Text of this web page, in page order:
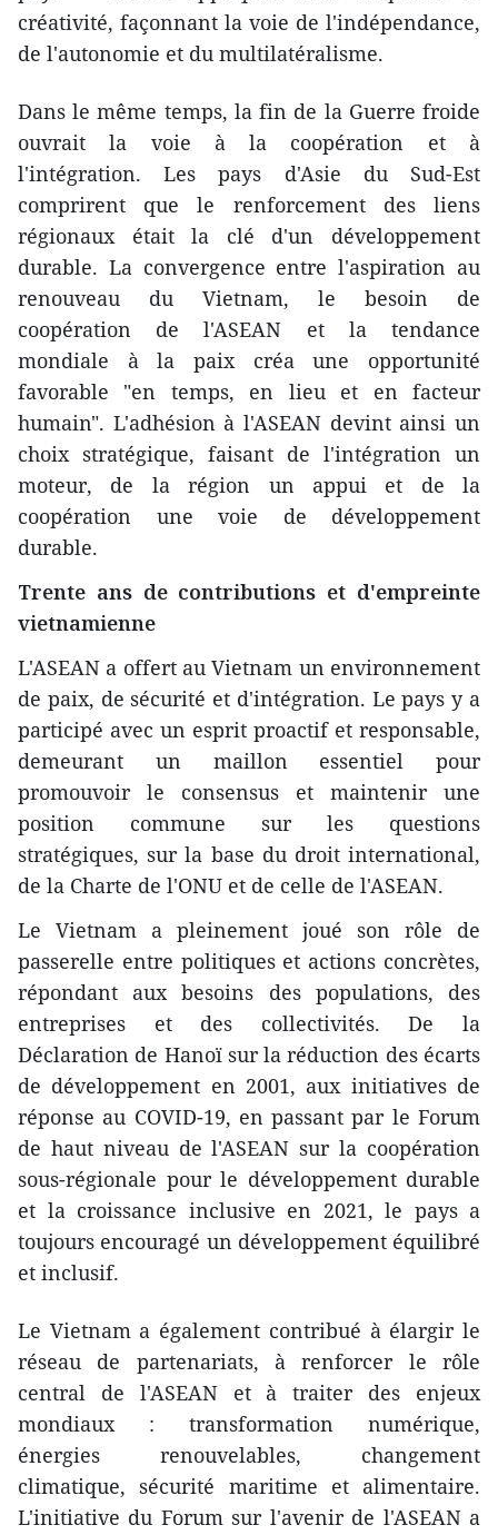
créativité, façonnant la voie de l'indépendance,
de l'autonomie et du multilatéralisme.
Dans le même temps, la fin de la Guerre froide
ouvrait la voie à la coopération et à
l'intégration. Les pays d'Asie du Sud-Est
comprirent que le renforcement des liens
régionaux était la clé d'un développement
durable. La convergence entre l'aspiration au
renouveau du Vietnam, le besoin de
coopération de l'ASEAN et la tendance
mondiale à la paix créa une opportunité
favorable "en temps, en lieu et en facteur
humain". L'adhésion à l'ASEAN devint ainsi un
choix stratégique, faisant de l'intégration un
moteur, de la région un appui et de la
coopération une voie de développement
durable.
Trente ans de contributions et d'empreinte
vietnamienne
L'ASEAN a offert au Vietnam un environnement
de paix, de sécurité et d'intégration. Le pays y a
participé avec un esprit proactif et responsable,
demeurant un maillon essentiel pour
promouvoir le consensus et maintenir une
position commune sur les questions
stratégiques, sur la base du droit international,
de la Charte de l'ONU et de celle de l'ASEAN.
Le Vietnam a pleinement joué son rôle de
passerelle entre politiques et actions concrètes,
répondant aux besoins des populations, des
entreprises et des collectivités. De la
Déclaration de Hanoï sur la réduction des écarts
de développement en 2001, aux initiatives de
réponse au COVID-19, en passant par le Forum
de haut niveau de l'ASEAN sur la coopération
sous-régionale pour le développement durable
et la croissance inclusive en 2021, le pays a
toujours encouragé un développement équilibré
et inclusif.
Le Vietnam a également contribué à élargir le
réseau de partenariats, à renforcer le rôle
central de l'ASEAN et à traiter des enjeux
mondiaux : transformation numérique,
énergies renouvelables, changement
climatique, sécurité maritime et alimentaire.
L'initiative du Forum sur l'avenir de l'ASEAN a